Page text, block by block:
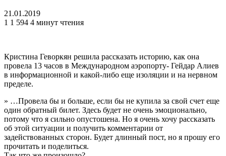
21.01.2019
1 1 594 4 минут чтения
Кристина Геворкян решила рассказать историю, как она
провела 13 часов в Международном аэропорту- Гейдар Алиев
в информационной и какой-либо еще изоляции и на нервном
пределе.
» …Провела бы и больше, если бы не купила за свой счет еще
один обратный билет. Здесь будет не очень эмоционально,
потому что я сильно опустошена. Но я очень хочу рассказать
об этой ситуации и получить комментарии от
задействованных сторон. Будет длинный пост, но я прошу его
прочитать и поделиться.